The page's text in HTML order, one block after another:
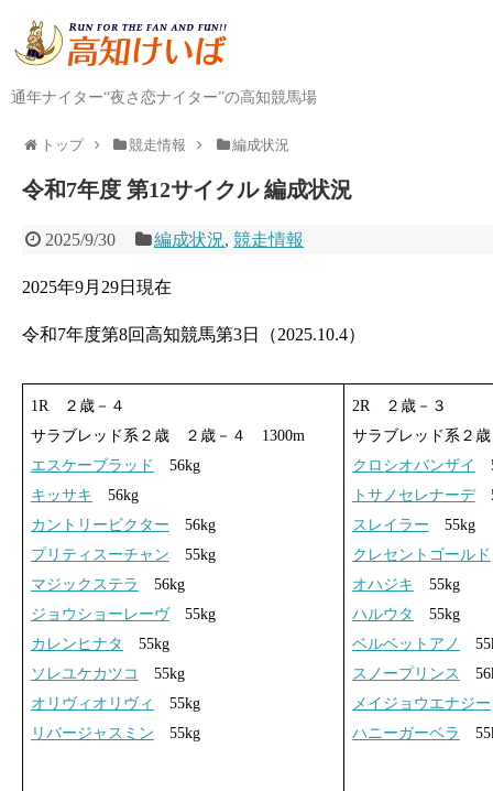
通年ナイター“夜さ恋ナイター”の高知競馬場
トップ 競走情報 編成状況
令和7年度 第12サイクル 編成状況
2025/9/30 編成状況,競走情報
2025年9月29日現在
令和7年度第8回高知競馬第3日（2025.10.4）
1R ２歳－４
サラブレッド系２歳 ２歳－４ 1300m
エスケーブラッド
56kg
キッサキ 56kg
カントリービクター 56kg
プリティスーチャン 55kg
マジックステラ
56kg
ジョウショーレーヴ55kg
カレンヒナタ
55kg
ソレユケカツコ
55kg
オリヴィオリヴィ
55kg
リバージャスミン 55kg
2R ２歳－３
サラブレッド系２
クロシオバンザイ
トサノセレナーデ
スレイラー 55kg
クレセントゴールド
オハジキ 55kg
ハルウタ
55kg
ベルベットアノ
スノープリンス
メイジョウエナジー
ハニーガーベラ